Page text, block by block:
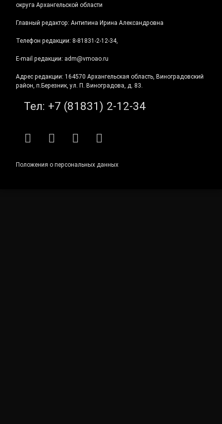
округа Архангельской области
Главный редактор: Антипина Ирина Александровна
Телефон редакции: 8-81831-2-12-34,
E-mail редакции: adm@vmoao.ru
Адрес редакции: 164570 Архангельская область, Виноградовский
район, п.Березник, ул. П. Виноградова, д. 83.
Тел: +7 (81831) 2-12-34
RSS E-mailВКонтакте
Telegram
Положения о персональных данных